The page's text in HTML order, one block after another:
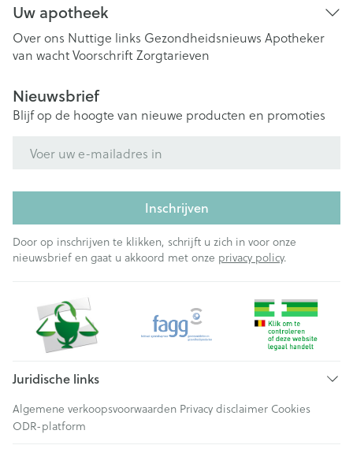
Uw apotheek
Over ons Nuttige links Gezondheidsnieuws Apotheker
van wachtVoorschriftZorgtarieven
Nieuwsbrief
Blijf op de hoogte van nieuwe producten en promoties
Inschrijven
Door op inschrijven te klikken, schrijft u zich in voor onze
nieuwsbrief en gaat u akkoord met onze privacy policy.
Juridische links
Algemene verkoopsvoorwaarden Privacy disclaimer Cookies
ODR-platform